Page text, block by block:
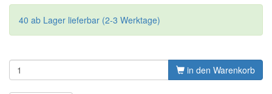
40 ab Lager lieferbar (2-3 Werktage)
in den Warenkorb